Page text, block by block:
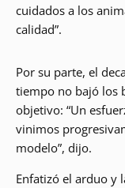
cuidados a los
calidad”.
Por su parte, el
tiempo no bajó los
objetivo: “Un
vinimos
modelo”, dijo.
Enfatizó el arduo y